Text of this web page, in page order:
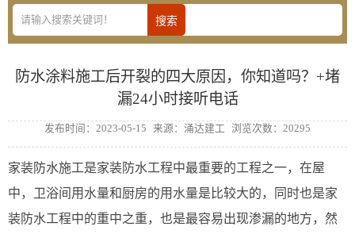
防水涂料施工后开裂的四大原因，你知道吗？+堵
漏24小时接听电话
发布时间：2023-05-15 来源：涌达建工 浏览次数：20295
家装防水施工是家装防水工程中最重要的工程之一，在屋
中，卫浴间用水量和厨房的用水量是比较大的，同时也是家
装防水工程中的重中之重，也是最容易出现渗漏的地方，然